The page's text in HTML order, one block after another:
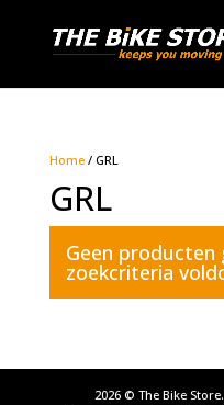
Home/ GRL
GRL
Geen producten
zoekcriteria
2026© The Bike